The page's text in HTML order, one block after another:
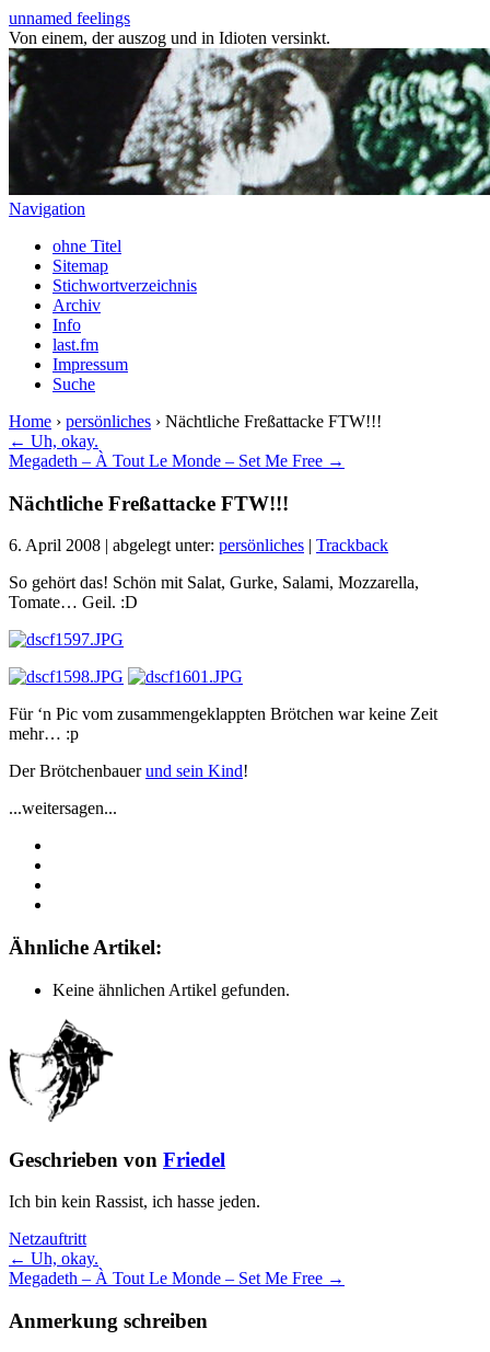
unnamed feelings
Von einem, der auszog und in Idioten versinkt.
Navigation
ohne Titel
Sitemap
Stichwortverzeichnis
Archiv
Info
last.fm
Impressum
Suche
Home › persönliches › Nächtliche Freßattacke FTW!!!
← Uh, okay.
Megadeth – À Tout Le Monde – Set Me Free →
Nächtliche Freßattacke FTW!!!
6. April 2008 | abgelegt unter: persönliches | Trackback
So gehört das! Schön mit Salat, Gurke, Salami, Mozzarella,
Tomate… Geil. :D
Für ‘n Pic vom zusammengeklappten Brötchen war keine Zeit
mehr… :p
Der Brötchenbauerund sein Kind!
...weitersagen...
Ähnliche Artikel:
Keine ähnlichen Artikel gefunden.
Geschrieben von Friedel
Ich bin kein Rassist, ich hasse jeden.
Netzauftritt
← Uh, okay.
Megadeth – À Tout Le Monde – Set Me Free →
Anmerkung schreiben